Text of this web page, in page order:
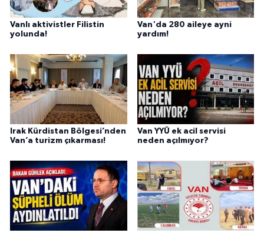
Vanlı aktivistler Filistin
yolunda!
Van'da 280 aileye ayni
yardım!
Irak Kürdistan Bölgesi’nden
Van’a turizm çıkarması!
Van YYÜ ek acil servisi
neden açılmıyor?